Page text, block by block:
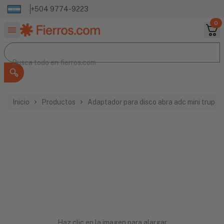
+504 9774-9223
0
Buscar productos
Busca todo en
Busca todo enfierros.com
Inicio Productos Adaptador para disco abra adc mini